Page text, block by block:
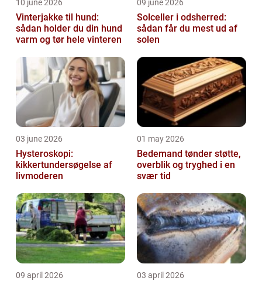
10 june 2026
Vinterjakke til hund:
sådan holder du din hund
varm og tør hele vinteren
09 june 2026
Solceller i odsherred:
sådan får du mest ud af
solen
03 june 2026
Hysteroskopi:
kikkertundersøgelse af
livmoderen
01 may 2026
Bedemand tønder støtte,
overblik og tryghed i en
svær tid
09 april 2026 03 april 2026